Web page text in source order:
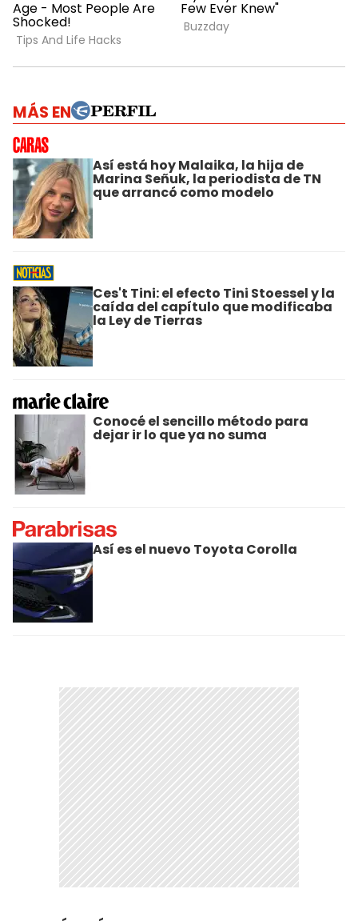
MÁS EN
Así está hoy Malaika, la hija de
Marina Señuk, la periodista de TN
que arrancó como modelo
Ces't Tini: el efecto Tini Stoessel y la
caída del capítulo que modificaba
la Ley de Tierras
Conocé el sencillo método para
dejar ir lo que ya no suma
Así es el nuevo Toyota Corolla